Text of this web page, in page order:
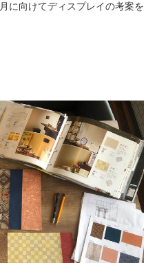
に向けてディスプレイの考案を